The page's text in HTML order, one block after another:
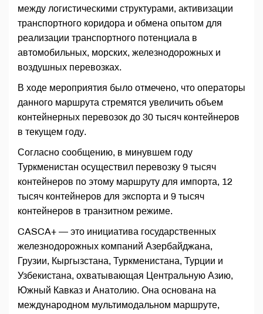
между логистическими структурами, активизации
транспортного коридора и обмена опытом для
реализации транспортного потенциала в
автомобильных, морских, железнодорожных и
воздушных перевозках.
В ходе мероприятия было отмечено, что операторы
данного маршрута стремятся увеличить объем
контейнерных перевозок до 30 тысяч контейнеров
в текущем году.
Согласно сообщению, в минувшем году
Туркменистан осуществил перевозку 9 тысяч
контейнеров по этому маршруту для импорта, 12
тысяч контейнеров для экспорта и 9 тысяч
контейнеров в транзитном режиме.
CASCA+ — это инициатива государственных
железнодорожных компаний Азербайджана,
Грузии, Кыргызстана, Туркменистана, Турции и
Узбекистана, охватывающая Центральную Азию,
Южный Кавказ и Анатолию. Она основана на
международном мультимодальном маршруте,